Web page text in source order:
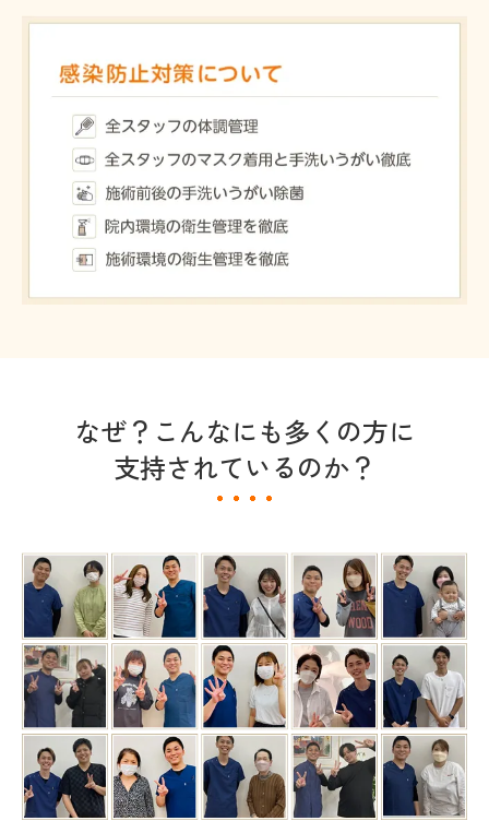
なぜ？こんなにも多くの方に
支持されているのか？